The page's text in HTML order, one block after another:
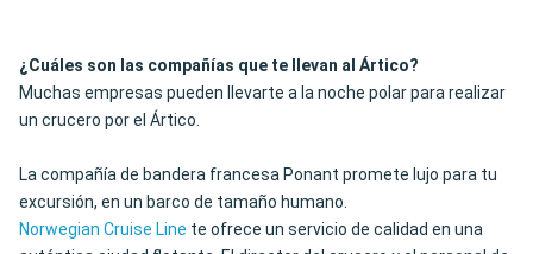
¿Cuáles son las compañías que te llevan al Ártico?
Muchas empresas pueden llevarte a la noche polar para realizar
un crucero por el Ártico.
La compañía de bandera francesa Ponant promete lujo para tu
excursión, en un barco de tamaño humano.
Norwegian Cruise Line te ofrece un servicio de calidad en una